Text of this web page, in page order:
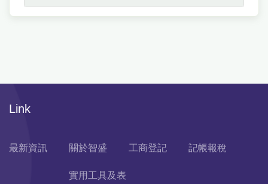
Link
最新資訊 關於智盛 工商登記 記帳報稅
實用工具及表